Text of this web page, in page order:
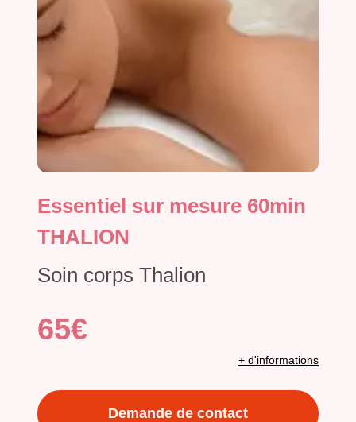
Essentiel sur mesure 60min
THALION
Soin corps Thalion
65€
+ d'informations
Demande de contact